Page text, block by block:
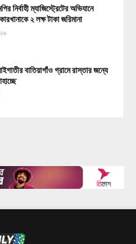
নির্বাহী ম্যাজিস্ট্রেটের অভিযানে
২ লক্ষ টাকা জরিমানা
বাতিয়াগাঁও গ্রামে রাস্তার জন্যে